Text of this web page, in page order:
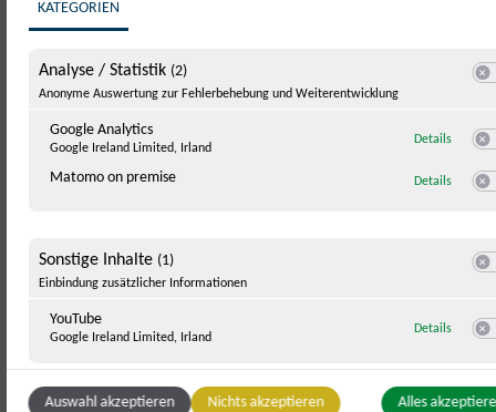
KATEGORIEN
Analyse / Statistik (2)
Anonyme Auswertung zur Fehlerbehebung und Weiterentwicklung
Google Analytics
Google Ireland Limited, Irland
Details zu
Matomo on premise
Details zu
Sonstige Inhalte (1)
Einbindung zusätzlicher Informationen
YouTube
Google Ireland Limited, Irland
Details zu
Auswahl akzeptieren Nichts akzeptieren Alles